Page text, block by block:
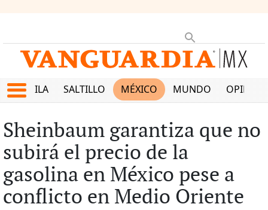
COAHUILA SALTILLO MÉXICO MUNDO OPINIÓN
Sheinbaum garantiza que no
subirá el precio de la
gasolina en México pese a
conflicto en Medio Oriente